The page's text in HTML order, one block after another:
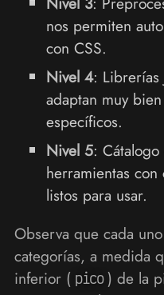
nos permiten
con CSS.
Nivel 4: Librerías
adaptan muy
específicos.
Nivel 5:
herramientas
listos para usar.
Observa que cada
categorías, a medida
inferior ( pico ) de la